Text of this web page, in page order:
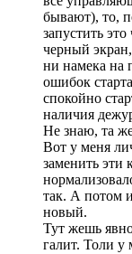
бывают), то,
запустить
черный
ни намека на
ошибок
спокойно
наличия
Не знаю, та
Вот у меня
заменить эти
так. А потом
новый.
Тут жешь
галит. Толи